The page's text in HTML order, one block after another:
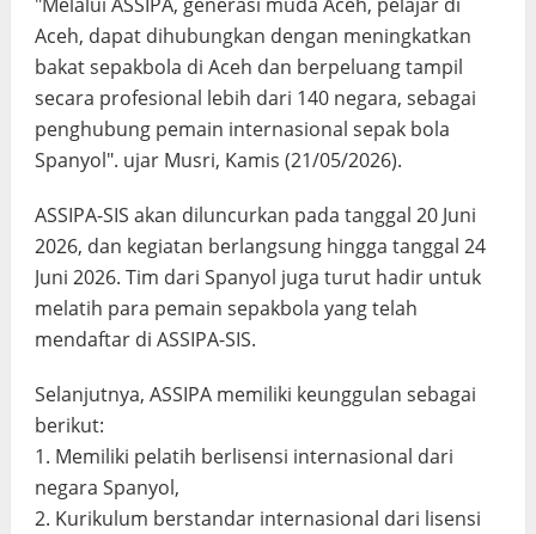
"Melalui ASSIPA, generasi muda Aceh, pelajar di
Aceh, dapat dihubungkan dengan meningkatkan
bakat sepakbola di Aceh dan berpeluang tampil
secara profesional lebih dari 140 negara, sebagai
penghubung pemain internasional sepak bola
Spanyol". ujar Musri, Kamis (21/05/2026).
ASSIPA-SIS akan diluncurkan pada tanggal 20 Juni
2026, dan kegiatan berlangsung hingga tanggal 24
Juni 2026. Tim dari Spanyol juga turut hadir untuk
melatih para pemain sepakbola yang telah
mendaftar di ASSIPA-SIS.
Selanjutnya, ASSIPA memiliki keunggulan sebagai
berikut:
1. Memiliki pelatih berlisensi internasional dari
negara Spanyol,
2. Kurikulum berstandar internasional dari lisensi